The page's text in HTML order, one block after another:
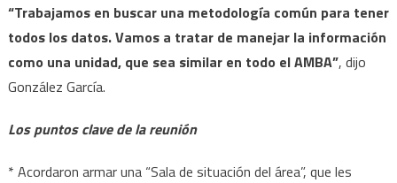
“Trabajamos en buscar una metodología común para tener
todos los datos. Vamos a tratar de manejar la información
como una unidad, que sea similar en todo el AMBA”, dijo
González García.
Los puntos clave de la reunión
* Acordaron armar una “Sala de situación del área”, que les